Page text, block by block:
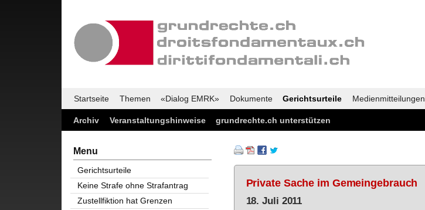
Startseite Themen «Dialog EMRK» Dokumente Gerichtsurteile Medienmitteilungen
Archiv Veranstaltungshinweise grundrechte.ch unterstützen
Private Sache im Gemeingebrauch
18. Juli 2011
Menu
Gerichtsurteile
Keine Strafe ohne Strafantrag
Zustellfiktion hat Grenzen